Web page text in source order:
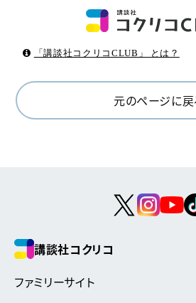
「講談社コクリコCLUB」 とは？
元のページに戻
講談社コクリコ
ファミリーサイト